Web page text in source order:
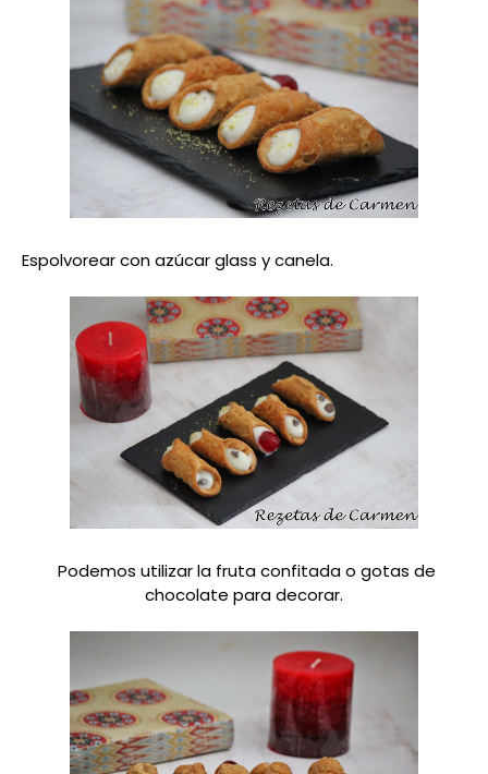
Espolvorear con azúcar glass y canela.
Podemos utilizar la fruta confitada o gotas de
chocolate para decorar.